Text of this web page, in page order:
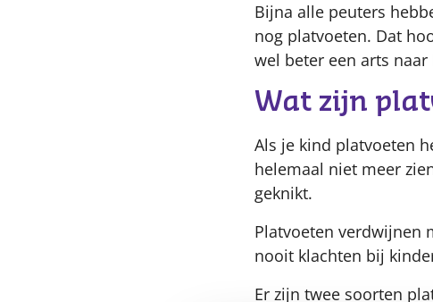
Bijna alle peuters
nog platvoeten. Dat
wel beter een arts naar
Wat zijn
Als je kind platvoeten
helemaal niet meer
geknikt.
Platvoeten verdwijnen
nooit klachten bij
Er zijn twee soorten